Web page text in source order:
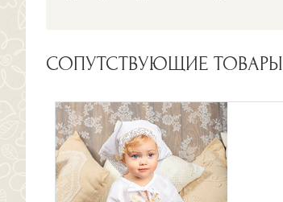
СОПУТСТВУЮЩИЕ ТОВАРЫ